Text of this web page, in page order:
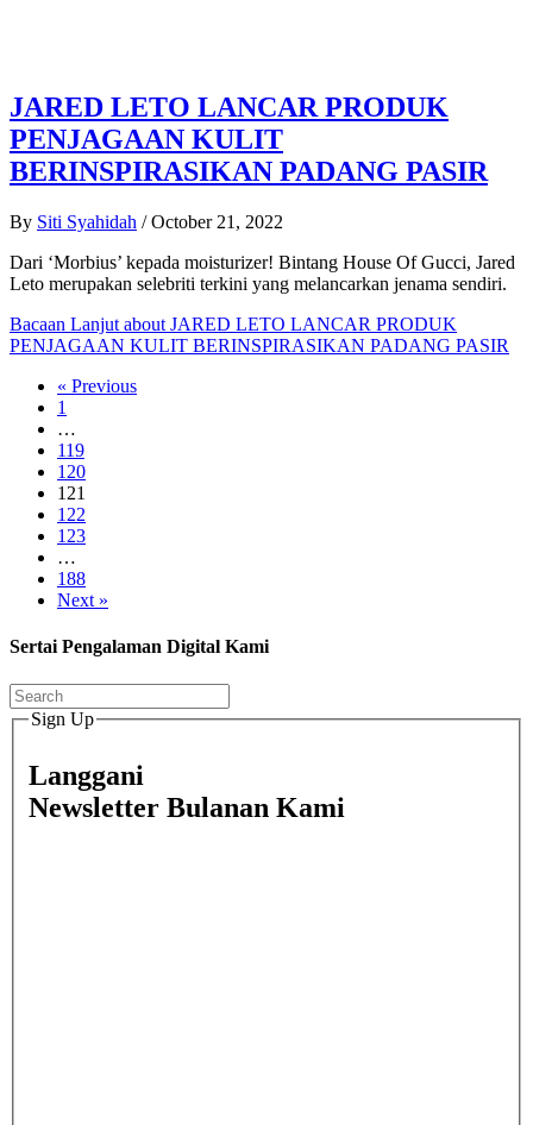
JARED LETO LANCAR PRODUK
PENJAGAAN KULIT
BERINSPIRASIKAN PADANG PASIR
By Siti Syahidah / October 21, 2022
Dari ‘Morbius’ kepada moisturizer! Bintang House Of Gucci, Jared
Leto merupakan selebriti terkini yang melancarkan jenama sendiri.
Bacaan Lanjut about JARED LETO LANCAR PRODUK
PENJAGAAN KULIT BERINSPIRASIKAN PADANG PASIR
« Previous
1
…
119
120
121
122
123
…
188
Next »
Sertai Pengalaman Digital Kami
Sign Up
Langgani
Newsletter Bulanan Kami